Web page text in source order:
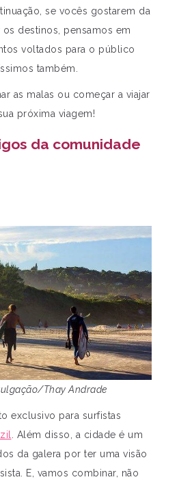
se vocês gostarem da
os destinos, pensamos em
voltados para o público
também.
as malas ou começar a viajar
próxima viagem!
da comunidade
Thay Andrade
exclusivo para surfistas
. Além disso, a cidade é um
da galera por ter uma visão
E, vamos combinar, não